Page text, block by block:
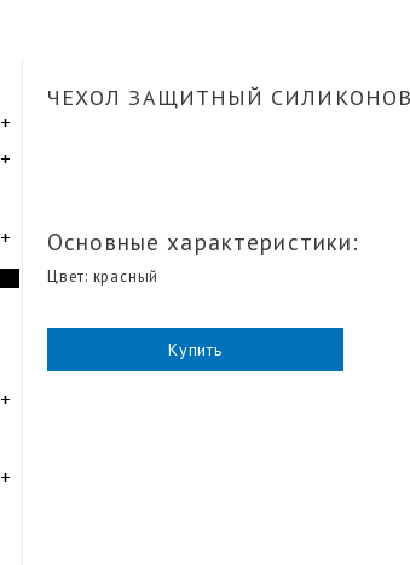
ЧЕХОЛ ЗАЩИТНЫЙ
Основные характеристики:
Цвет: красный
Купить